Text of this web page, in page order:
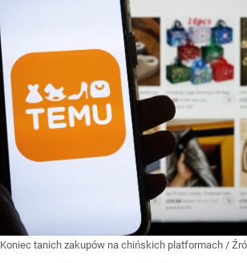
Koniec tanich zakupów na chińskich platformach /